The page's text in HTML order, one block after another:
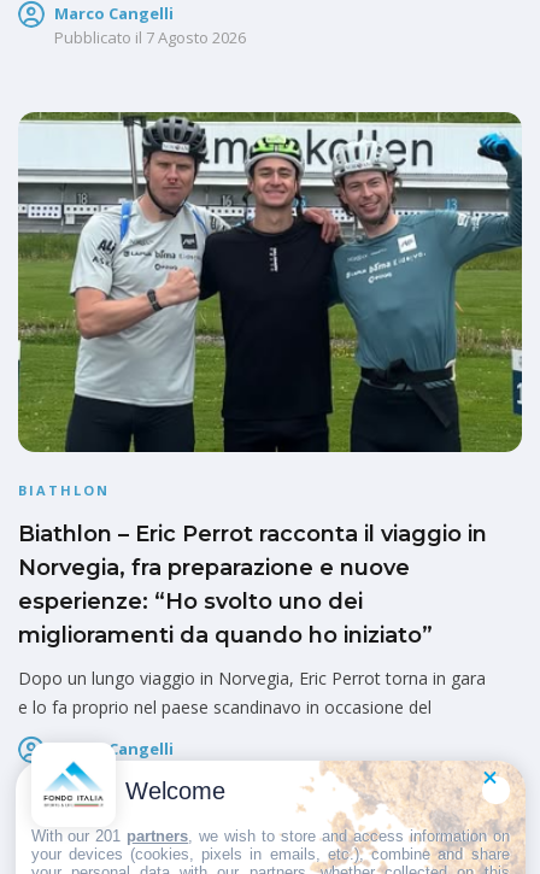
Marco Cangelli
Pubblicato il 7 Agosto 2026
BIATHLON
Biathlon – Eric Perrot racconta il viaggio in
Norvegia, fra preparazione e nuove
esperienze: “Ho svolto uno dei
miglioramenti da quando ho iniziato”
Dopo un lungo viaggio in Norvegia, Eric Perrot torna in gara
e lo fa proprio nel paese scandinavo in occasione del
Marco Cangelli
Pubblicato il
Welcome
With our 201 partners , we wish to store and access information on
your devices (cookies, pixels in emails, etc.), combine and share